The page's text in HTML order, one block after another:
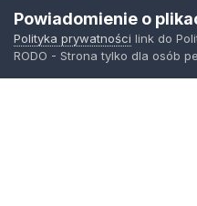
Powiadomienie o
Polityka prywatności link do
RODO - Strona tylko dla osób